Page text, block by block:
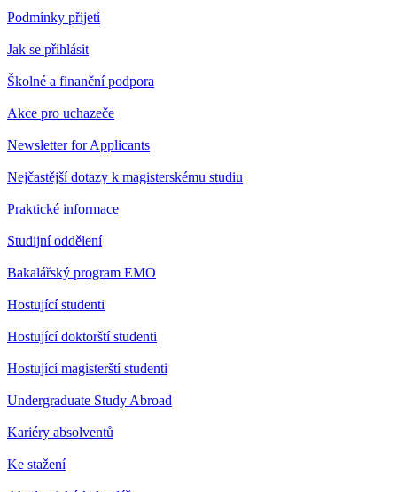
Podmínky přijetí
Jak se přihlásit
Školné a finanční podpora
Akce pro uchazeče
Newsletter for Applicants
Nejčastější dotazy k magisterskému studiu
Praktické informace
Studijní oddělení
Bakalářský program EMO
Hostující studenti
Hostující doktorští studenti
Hostující magisterští studenti
Undergraduate Study Abroad
Kariéry absolventů
Ke stažení